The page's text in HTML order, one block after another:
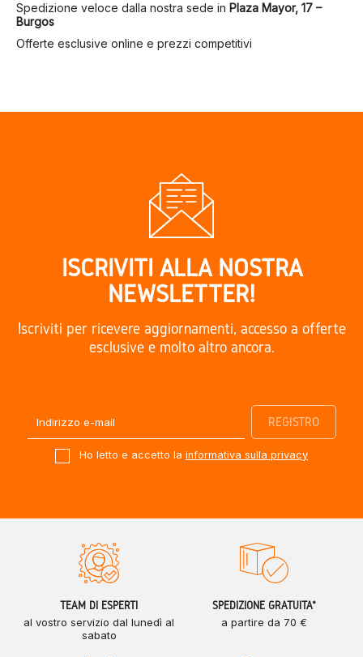
Spedizione veloce dalla nostra sede in Plaza Mayor, 17 –
Burgos
Offerte esclusive online e prezzi competitivi
ISCRIVITI ALLA NOSTRA
NEWSLETTER!
Iscriviti per ricevere aggiornamenti, accesso a offerte
esclusive e molto altro ancora.
Ho letto e accetto la informativa sulla privacy
TEAM DI ESPERTI
al vostro servizio dal lunedì al
sabato
SPEDIZIONE GRATUITA*
a partire da 70 €